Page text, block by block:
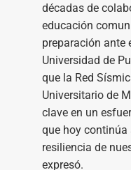
décadas de
educación
preparación ante
Universidad de
que la Red
Universitario de
clave en un
que hoy
resiliencia de
expresó.